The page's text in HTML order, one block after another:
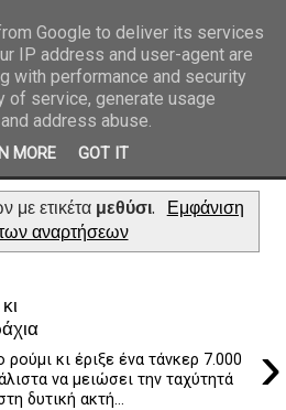
NET
με ετικέτα μεθύσι.
Εμφάνιση
αναρτήσεων
›
ρούμι κι έριξε ένα τάνκερ 7.000
να μειώσει την ταχύτητά
δυτική ακτή...
Google to deliver its services
IP address and user-agent are
with performance and security
of service, generate usage
address abuse.
MORE GOT IT